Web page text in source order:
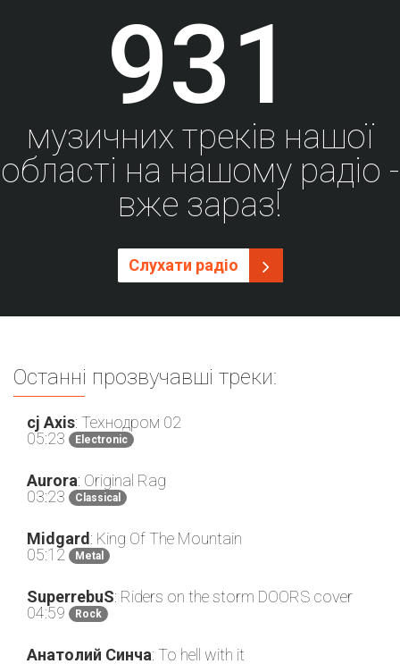
931
музичних треків нашої
області на нашому радіо -
вже зараз!
Слухати радіо
Останні прозвучавші треки:
cj Axis: Технодром 02
05:23
Electronic
Aurora: Original Rag
03:23
Classical
Midgard : King Of The Mountain
05:12
Metal
SuperrebuS: Riders on the storm DOORS cover
04:59
Rock
Анатолий Синча: To hell with it